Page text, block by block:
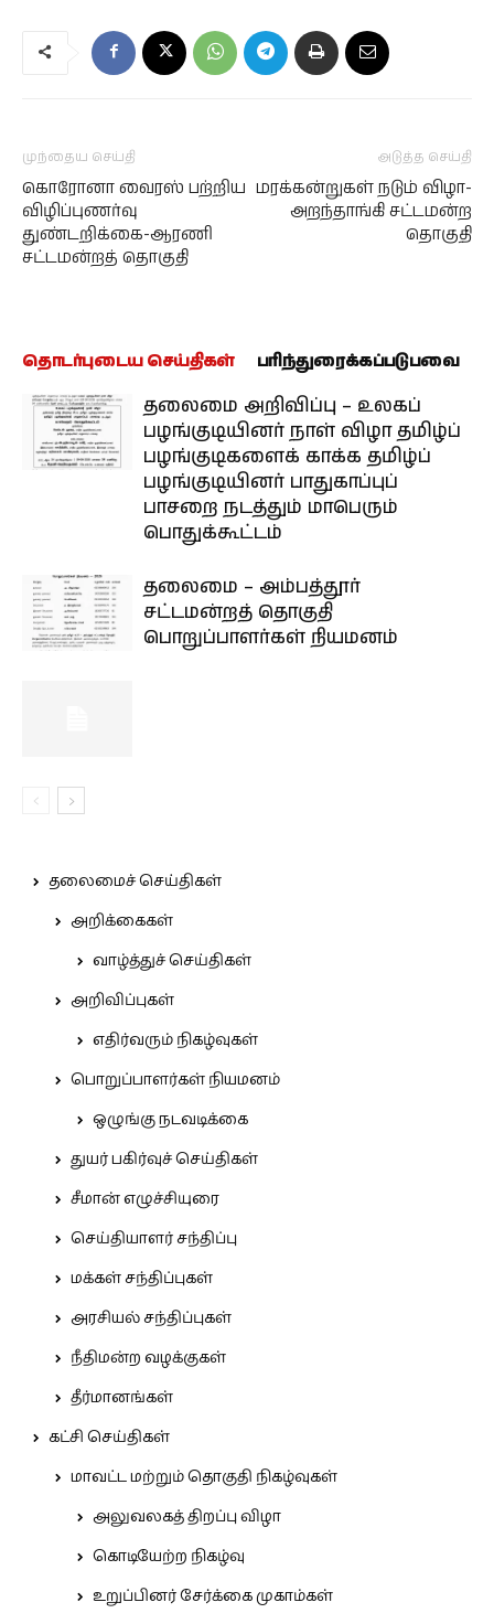
முந்தைய செய்தி
கொரோனா வைரஸ் பற்றிய
விழிப்புணர்வு
துண்டறிக்கை-ஆரணி
சட்டமன்றத் தொகுதி
அடுத்த செய்தி
மரக்கன்றுகள் நடும் விழா-
அறந்தாங்கி சட்டமன்ற
தொகுதி
தொடர்புடைய செய்திகள் பரிந்துரைக்கப்படுபவை
தலைமை அறிவிப்பு – உலகப்
பழங்குடியினர் நாள் விழா தமிழ்ப்
பழங்குடிகளைக் காக்க தமிழ்ப்
பழங்குடியினர் பாதுகாப்புப்
பாசறை நடத்தும் மாபெரும்
பொதுக்கூட்டம்
தலைமை – அம்பத்தூர்
சட்டமன்றத் தொகுதி
பொறுப்பாளர்கள் நியமனம்
தலைமைச் செய்திகள்
அறிக்கைகள்
வாழ்த்துச் செய்திகள்
அறிவிப்புகள்
எதிர்வரும் நிகழ்வுகள்
பொறுப்பாளர்கள் நியமனம்
ஒழுங்கு நடவடிக்கை
துயர் பகிர்வுச் செய்திகள்
சீமான் எழுச்சியுரை
செய்தியாளர் சந்திப்பு
மக்கள் சந்திப்புகள்
அரசியல் சந்திப்புகள்
நீதிமன்ற வழக்குகள்
தீர்மானங்கள்
கட்சி செய்திகள்
மாவட்ட மற்றும் தொகுதி நிகழ்வுகள்
அலுவலகத் திறப்பு விழா
கொடியேற்ற நிகழ்வு
உறுப்பினர் சேர்க்கை முகாம்கள்